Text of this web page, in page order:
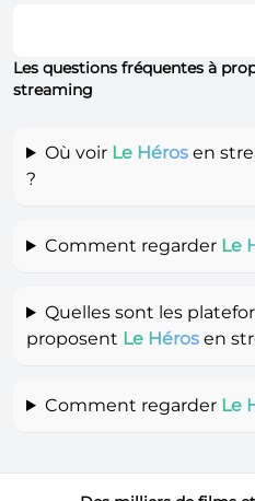
Les questions fréquentes à
streaming
Où voir Le Hérosen
?
Comment regarder Le
Quelles sont les
proposent Le Héros en
Comment regarder Le